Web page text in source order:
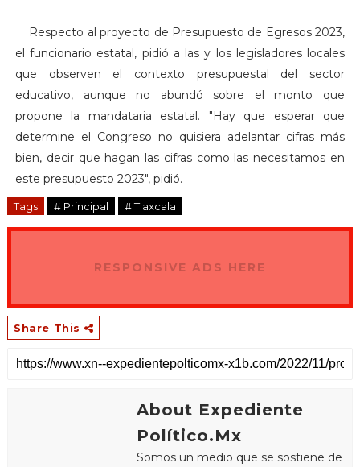
Respecto al proyecto de Presupuesto de Egresos 2023,
el funcionario estatal, pidió a las y los legisladores locales
que observen el contexto presupuestal del sector
educativo, aunque no abundó sobre el monto que
propone la mandataria estatal. "Hay que esperar que
determine el Congreso no quisiera adelantar cifras más
bien, decir que hagan las cifras como las necesitamos en
este presupuesto 2023", pidió.
Tags # Principal # Tlaxcala
RESPONSIVE ADS HERE
Share This
About Expediente
Político.Mx
Somos un medio que se sostiene de